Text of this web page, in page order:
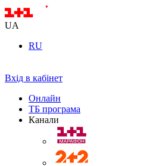
UA
RU
Вхід в кабінет
Онлайн
ТБ програма
Канали